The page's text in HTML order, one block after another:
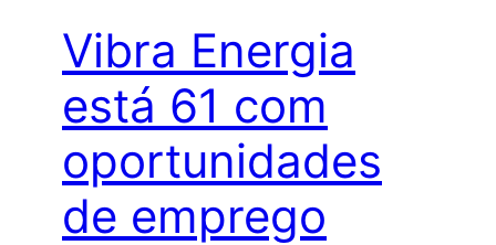
Vibra Energia
está 61 com
oportunidades
de emprego